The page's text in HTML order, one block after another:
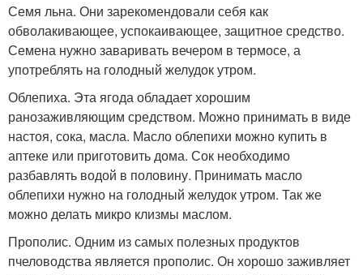
Семя льна. Они зарекомендовали себя как
обволакивающее, успокаивающее, защитное средство.
Семена нужно заваривать вечером в термосе, а
употреблять на голодный желудок утром.
Облепиха. Эта ягода обладает хорошим
ранозаживляющим средством. Можно принимать в виде
настоя, сока, масла. Масло облепихи можно купить в
аптеке или приготовить дома. Сок необходимо
разбавлять водой в половину. Принимать масло
облепихи нужно на голодный желудок утром. Так же
можно делать микро клизмы маслом.
Прополис. Одним из самых полезных продуктов
пчеловодства является прополис. Он хорошо заживляет